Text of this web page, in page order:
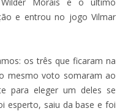
e entrou no jogo Vilmar
os três que ficaram na
mesmo voto somaram ao
para eleger um deles se
esperto, saiu da base e foi